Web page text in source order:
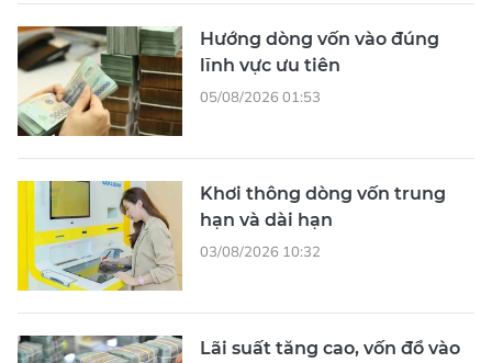
Hướng dòng vốn vào đúng
lĩnh vực ưu tiên
05/08/2026 01:53
Khơi thông dòng vốn trung
hạn và dài hạn
03/08/2026 10:32
Lãi suất tăng cao, vốn đổ vào